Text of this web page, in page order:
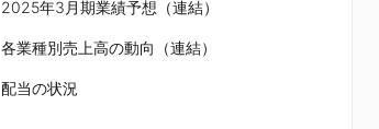
2025年3月期業績予想（連結）
各業種別売上高の動向（連結）
配当の状況